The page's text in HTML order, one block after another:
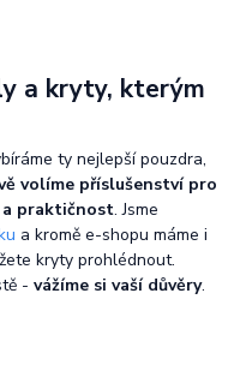
a kryty, kterým
ty nejlepší pouzdra,
volíme příslušenství pro
praktičnost. Jsme
a kromě e-shopu máme i
kryty prohlédnout.
- vážíme si vaší důvěry.